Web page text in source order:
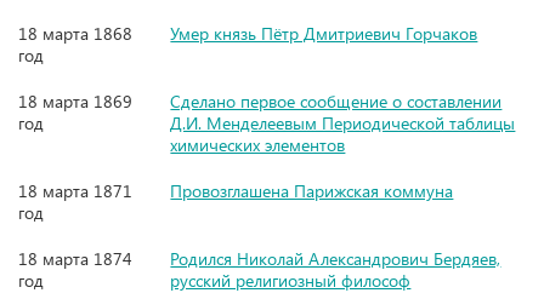
18 марта 1868
год
Умер князь Пётр Дмитриевич Горчаков
18 марта 1869
год
Сделано первое сообщение о составлении
Д.И. Менделеевым Периодической таблицы
химических элементов
18 марта 1871
год
Провозглашена Парижская коммуна
18 марта 1874
год
Родился Николай Александрович Бердяев,
русский религиозный философ